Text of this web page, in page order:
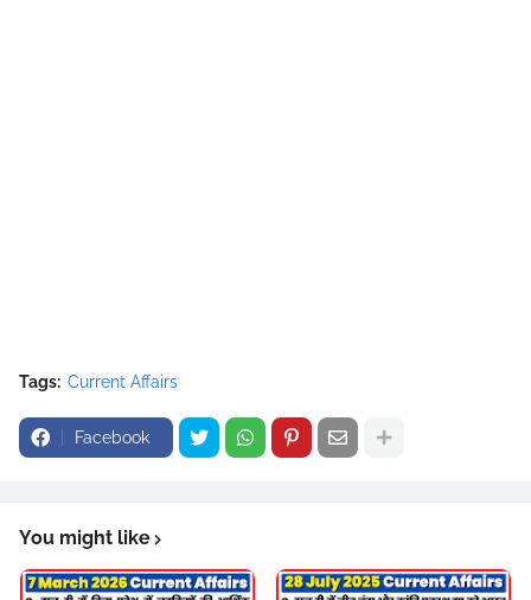
Tags: Current Affairs
Facebook
You might like